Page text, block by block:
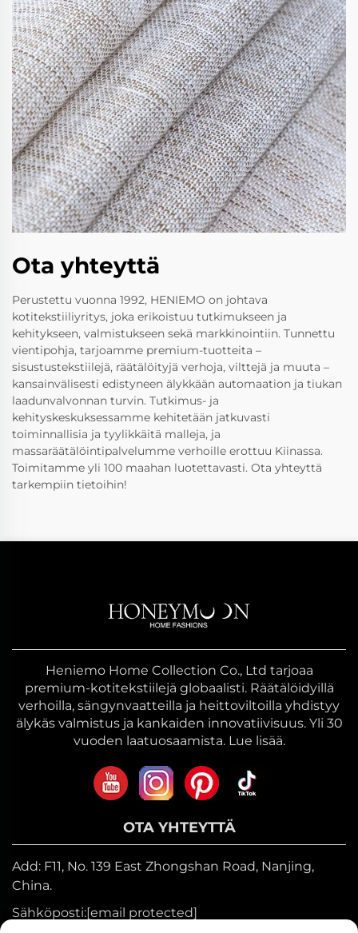
Ota yhteyttä
Perustettu vuonna 1992, HENIEMO on johtava
kotitekstiiliyritys, joka erikoistuu tutkimukseen ja
kehitykseen, valmistukseen sekä markkinointiin. Tunnettu
vientipohja, tarjoamme premium-tuotteita –
sisustustekstiilejä, räätälöityjä verhoja, vilttejä ja muuta –
kansainvälisesti edistyneen älykkään automaation ja tiukan
laadunvalvonnan turvin. Tutkimus- ja
kehityskeskuksessamme kehitetään jatkuvasti
toiminnallisia ja tyylikkäitä malleja, ja
massaräätälöintipalvelumme verhoille erottuu Kiinassa.
Toimitamme yli 100 maahan luotettavasti. Ota yhteyttä
tarkempiin tietoihin!
Heniemo Home Collection Co., Ltd tarjoaa
premium-kotitekstiilejä globaalisti. Räätälöidyillä
verhoilla, sängynvaatteilla ja heittoviltoilla yhdistyy
älykäs valmistus ja kankaiden innovatiivisuus. Yli 30
vuoden laatuosaamista. Lue lisää.
OTA YHTEYTTÄ
Add: F11, No. 139 East Zhongshan Road, Nanjing,
China.
Sähköposti:[email protected]